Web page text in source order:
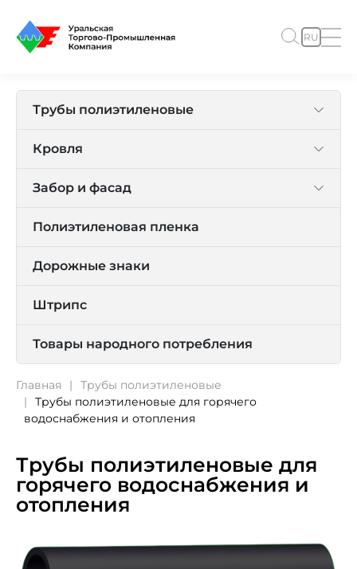
RU
Трубы полиэтиленовые
Кровля
Забор и фасад
Полиэтиленовая пленка
Дорожные знаки
Штрипс
Товары народного потребления
Главная
Трубы полиэтиленовые
Трубы полиэтиленовые для горячего
водоснабжения и отопления
Трубы полиэтиленовые для
горячего водоснабжения и
отопления